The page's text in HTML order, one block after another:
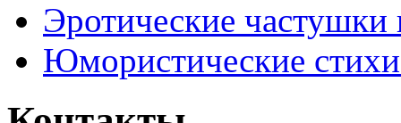
Эротические
Юмористические